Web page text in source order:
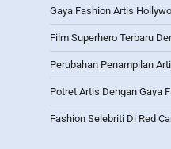
Gaya Fashion Artis
Film Superhero Terbaru
Perubahan Penampilan
Potret Artis Dengan Gaya
Fashion Selebriti Di Red